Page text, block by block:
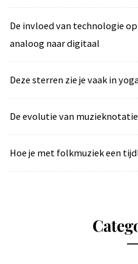
De invloed van technologie
analoog naar digitaal
Deze sterren zie je vaak in
De evolutie van
Hoe je met folkmuziek een